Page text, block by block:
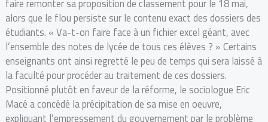
faire remonter sa proposition de classement pour le 18 mai,
alors que le flou persiste sur le contenu exact des dossiers des
étudiants. « Va-t-on faire face à un fichier excel géant, avec
l’ensemble des notes de lycée de tous ces élèves ? » Certains
enseignants ont ainsi regretté le peu de temps qui sera laissé à
la faculté pour procéder au traitement de ces dossiers.
Positionné plutôt en faveur de la réforme, le sociologue Eric
Macé a concédé la précipitation de sa mise en oeuvre,